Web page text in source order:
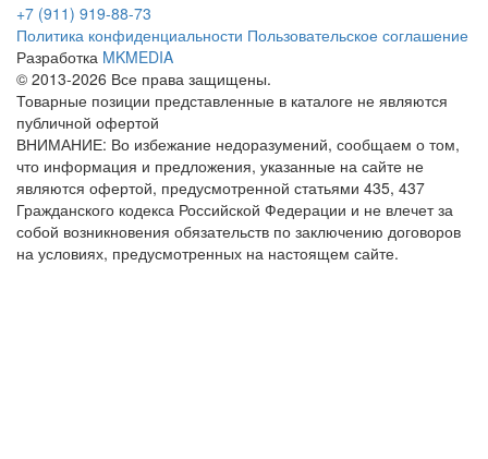
+7 (911) 919-88-73
Политика конфиденциальности Пользовательское соглашение
Разработка MKMEDIA
© 2013-2026 Все права защищены.
Товарные позиции представленные в каталоге не являются
публичной офертой
ВНИМАНИЕ: Во избежание недоразумений, сообщаем о том,
что информация и предложения, указанные на сайте не
являются офертой, предусмотренной статьями 435, 437
Гражданского кодекса Российской Федерации и не влечет за
собой возникновения обязательств по заключению договоров
на условиях, предусмотренных на настоящем сайте.